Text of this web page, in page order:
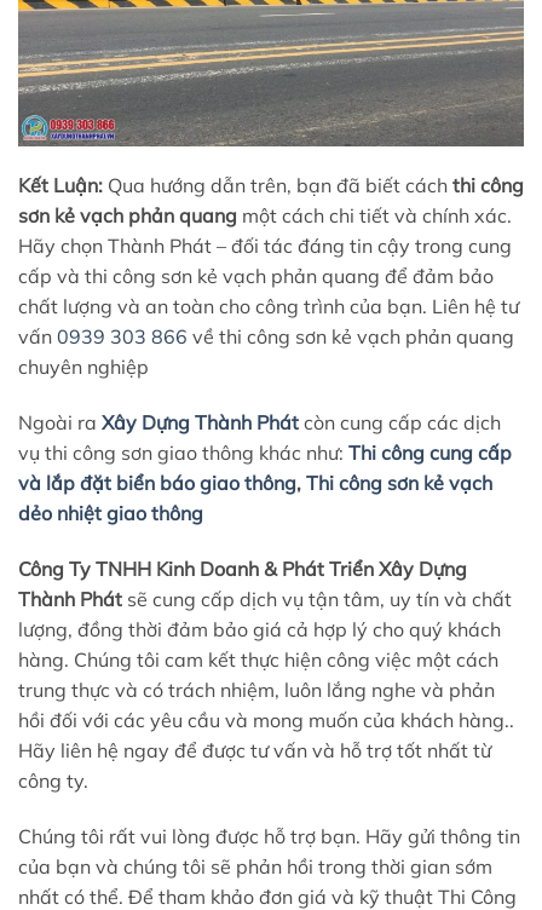
Kết Luận: Qua hướng dẫn trên, bạn đã biết cách thi công
sơn kẻ vạch phản quang một cách chi tiết và chính xác.
Hãy chọn Thành Phát – đối tác đáng tin cậy trong cung
cấp và thi công sơn kẻ vạch phản quang để đảm bảo
chất lượng và an toàn cho công trình của bạn. Liên hệ tư
vấn 0939 303 866 về thi công sơn kẻ vạch phản quang
chuyên nghiệp
Ngoài ra Xây Dựng Thành Phát còn cung cấp các dịch
vụ thi công sơn giao thông khác như: Thi công cung cấp
và lắp đặt biển báo giao thông, Thi công sơn kẻ vạch
dẻo nhiệt giao thông
Công Ty TNHH Kinh Doanh & Phát Triển Xây Dựng
Thành Phát sẽ cung cấp dịch vụ tận tâm, uy tín và chất
lượng, đồng thời đảm bảo giá cả hợp lý cho quý khách
hàng. Chúng tôi cam kết thực hiện công việc một cách
trung thực và có trách nhiệm, luôn lắng nghe và phản
hồi đối với các yêu cầu và mong muốn của khách hàng..
Hãy liên hệ ngay để được tư vấn và hỗ trợ tốt nhất từ
công ty.
Chúng tôi rất vui lòng được hỗ trợ bạn. Hãy gửi thông tin
của bạn và chúng tôi sẽ phản hồi trong thời gian sớm
nhất có thể. Để tham khảo đơn giá và kỹ thuật Thi Công